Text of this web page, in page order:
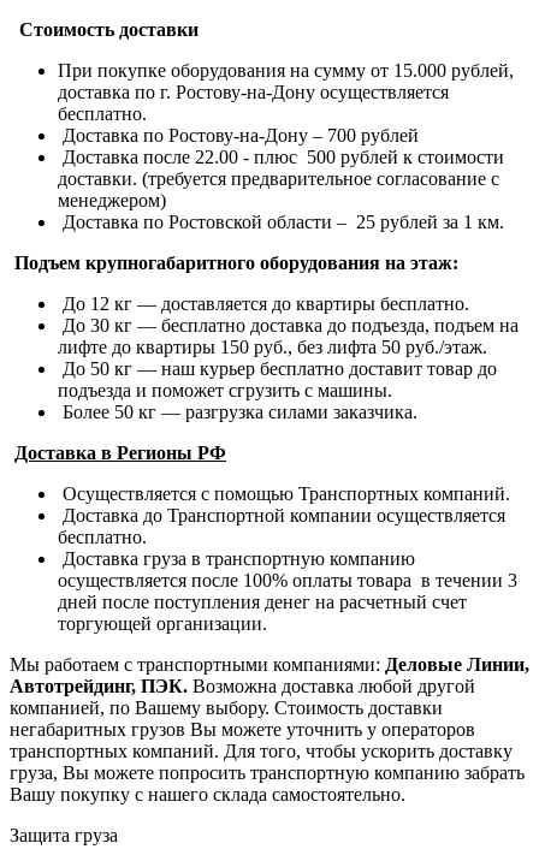
Стоимость доставки
При покупке оборудования на сумму от 15.000 рублей,
доставка по г. Ростову-на-Дону осуществляется
бесплатно.
Доставка по Ростову-на-Дону – 700 рублей
Доставка после 22.00 - плюс 500 рублей к стоимости
доставки. (требуется предварительное согласование с
менеджером)
Доставка по Ростовской области – 25 рублей за 1 км.
Подъем крупногабаритного оборудования на этаж:
До 12 кг — доставляется до квартиры бесплатно.
До 30 кг — бесплатно доставка до подъезда, подъем на
лифте до квартиры 150 руб., без лифта 50 руб./этаж.
До 50 кг — наш курьер бесплатно доставит товар до
подъезда и поможет сгрузить с машины.
Более 50 кг — разгрузка силами заказчика.
Доставка в Регионы РФ
Осуществляется с помощью Транспортных компаний.
Доставка до Транспортной компании осуществляется
бесплатно.
Доставка груза в транспортную компанию
осуществляется после 100% оплаты товара в течении 3
дней после поступления денег на расчетный счет
торгующей организации.
Мы работаем с транспортными компаниями: Деловые Линии,
Автотрейдинг, ПЭК. Возможна доставка любой другой
компанией, по Вашему выбору. Стоимость доставки
негабаритных грузов Вы можете уточнить у операторов
транспортных компаний. Для того, чтобы ускорить доставку
груза, Вы можете попросить транспортную компанию забрать
Вашу покупку с нашего склада самостоятельно.
Защита груза